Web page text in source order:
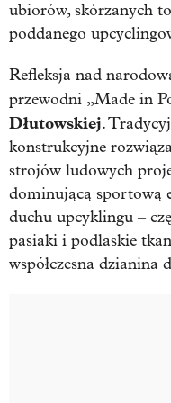
ubiorów, skórzanych
poddanego
Refleksja nad
przewodni „Made in
Dłutowskiej.
konstrukcyjne
strojów ludowych
dominującą sportową
duchu upcyklingu –
pasiaki i podlaskie
współczesna dzianina